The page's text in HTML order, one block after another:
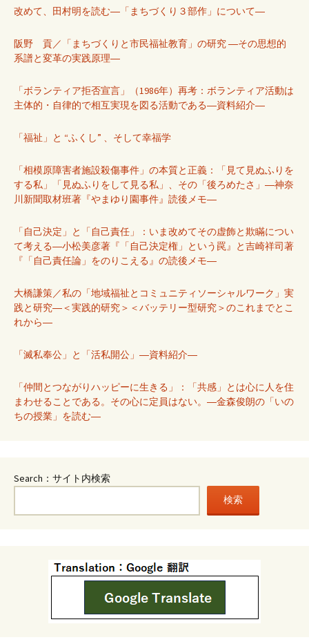
改めて、田村明を読む―「まちづくり３部作」について―
阪野 貢／「まちづくりと市民福祉教育」の研究 ―その思想的
系譜と変革の実践原理―
「ボランティア拒否宣言」（1986年）再考：ボランティア活動は
主体的・自律的で相互実現を図る活動である―資料紹介―
「福祉」と “ふくし” 、そして幸福学
「相模原障害者施設殺傷事件」の本質と正義：「見て見ぬふりを
する私」「見ぬふりをして見る私」、その「後ろめたさ」―神奈
川新聞取材班著『やまゆり園事件』読後メモ―
「自己決定」と「自己責任」：いま改めてその虚飾と欺瞞につい
て考える―小松美彦著『「自己決定権」という罠』と吉崎祥司著
『「自己責任論」をのりこえる』の読後メモ―
大橋謙策／私の「地域福祉とコミュニティソーシャルワーク」実
践と研究―＜実践的研究＞＜バッテリー型研究＞のこれまでとこ
れから―
「滅私奉公」と「活私開公」―資料紹介―
「仲間とつながりハッピーに生きる」：「共感」とは心に人を住
まわせることである。その心に定員はない。―金森俊朗の「いの
ちの授業」を読む―
Search：サイト内検索
検索